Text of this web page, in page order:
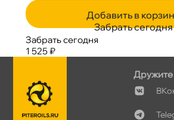
Добавить в
Забрать сегодня
Забрать сегодня
1 525 ₽
Дружите